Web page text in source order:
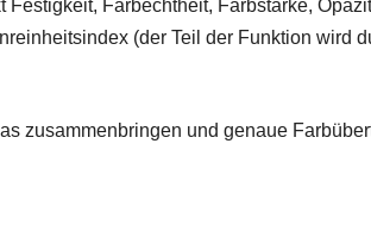
Farbechtheit, Farbstärke,
(der Teil der Funktion wird
zusammenbringen und genaue